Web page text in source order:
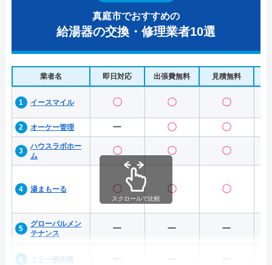
真庭市でおすすめの
給湯器の交換・修理業者10選
業者名 即日対応 出張費無料 見積無料
イースマイル 〇 〇 〇
オーケー管理 ー 〇 〇
ハウスラボホー
ム
〇 〇 〇
湯まもーる 〇 〇 〇
グローバルメン
テナンス
ー ー ー
エラー解決隊
スクロールで比較